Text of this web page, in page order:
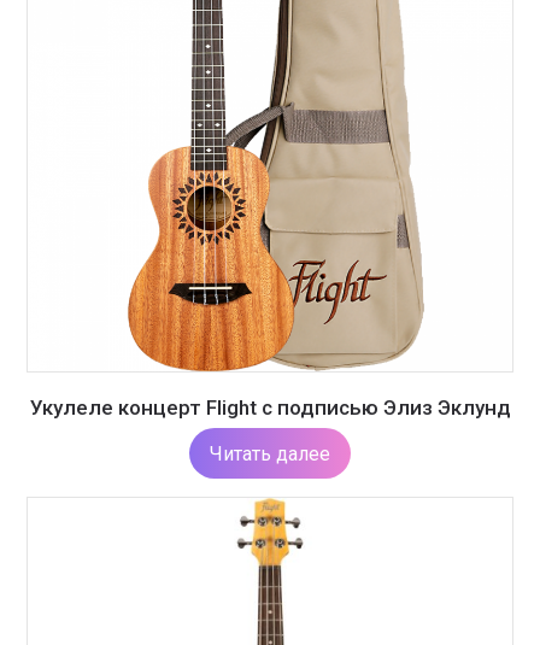
Укулеле концерт Flight с подписью Элиз Эклунд
Читать далее